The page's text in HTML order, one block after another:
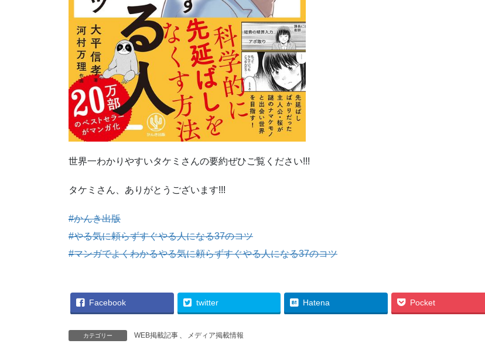
世界一わかりやすいタケミさんの要約ぜひご覧ください!!!
タケミさん、ありがとうございます!!!
#かんき出版
#やる気に頼らずすぐやる人になる37のコツ
#マンガでよくわかるやる気に頼らずすぐやる人になる37のコツ
Facebook twitter Hatena Pocket
カテゴリー WEB掲載記事 、 メディア掲載情報